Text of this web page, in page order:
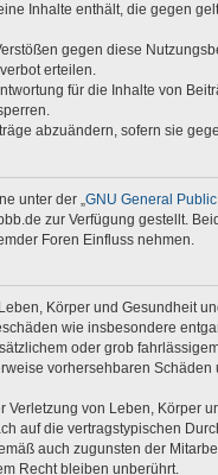
Inhalte enthält, die gegen
gegen diese
erteilen.
für die Inhalte von
abzuändern, sofern sie
unter der „ GNU General
zur Verfügung gestellt.
Foren Einfluss nehmen.
Körper und Gesundheit
wie insbesondere
oder grob
vorhersehbaren
von Leben, Körper
auf die vertragstypischen
auch zugunsten der
Recht bleiben unberührt.